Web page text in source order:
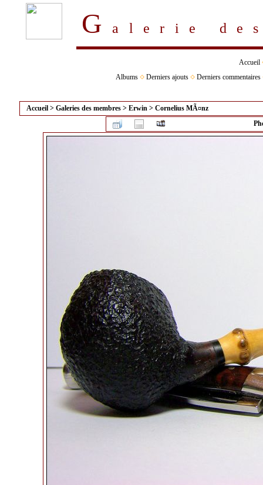
Galerie
Accueil
Albums
Derniers ajouts Derniers commentaires
Accueil > Galeries des membres > Erwin > Cornelius MÃ¤nz